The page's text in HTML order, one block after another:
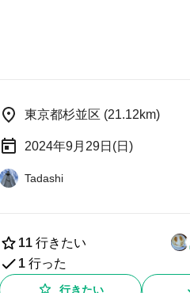
東京都杉並区 (21.12km)
2024年9月29日(日)
Tadashi
11 行きたい
1 行った
行きたい